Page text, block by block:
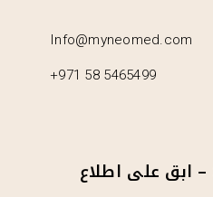
Info@myneomed.com
+971 58 5465499